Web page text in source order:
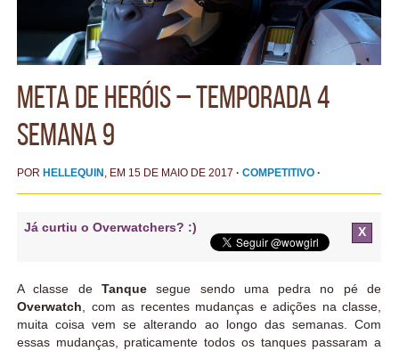
Meta de Heróis – Temporada 4
Semana 9
POR HELLEQUIN , EM 15 DE MAIO DE 2017 · COMPETITIVO ·
Já curtiu o Overwatchers? :) X
A classe de Tanquesegue sendo uma pedra no pé de
Overwatch , com as recentes mudanças e adições na classe,
muita coisa vem se alterando ao longo das semanas. Com
essas mudanças, praticamente todos os tanques passaram a